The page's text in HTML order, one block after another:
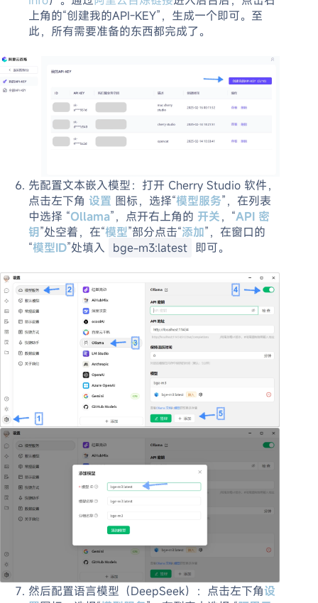
上角的“创建我的API-KEY”，生成一个即可。至
此，所有需要准备的东西都完成了。
先配置文本嵌入模型：打开 Cherry Studio 软件，
点击左下角 设置 图标，选择“模型服务”，在列表
中选择 “Ollama”，点开右上角的 开关，“API 密
钥”处空着，在“模型”部分点击“添加”，在窗口的
“模型ID”处填入 bge-m3:latest 即可。
然后配置语言模型（DeepSeek）：点击左下角设